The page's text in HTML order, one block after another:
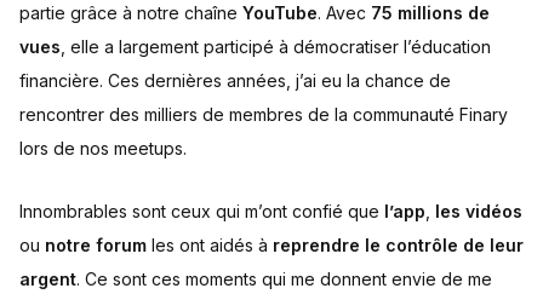
partie grâce à notre chaîne YouTube. Avec 75 millions de
vues , elle a largement participé à démocratiser l’éducation
financière. Ces dernières années, j’ai eu la chance de
rencontrer des milliers de membres de la communauté Finary
lors de nos meetups.
Innombrables sont ceux qui m’ont confié que l’app les vidéos
ou notre forum les ont aidés à reprendre le contrôle de leur
argent. Ce sont ces moments qui me donnent envie de me